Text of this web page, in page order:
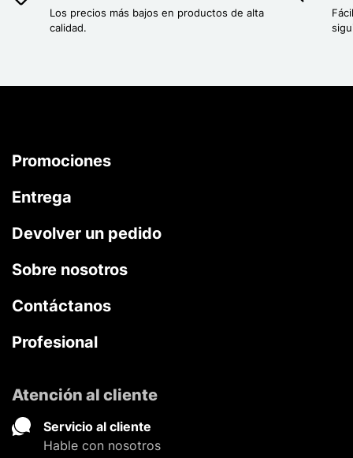
Los precios más bajos en productos de alta
calidad.
Promociones
Entrega
Devolver un pedido
Sobre nosotros
Contáctanos
Profesional
Atención al cliente
Servicio al cliente
Hable con nosotros